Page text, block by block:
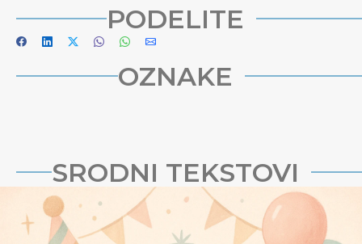
PODELITE
OZNAKE
SRODNI TEKSTOVI